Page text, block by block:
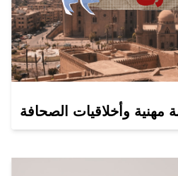
مهنية وأخلاقيات الصحافة